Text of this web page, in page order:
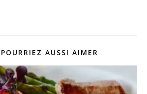
AUSSI AIMER